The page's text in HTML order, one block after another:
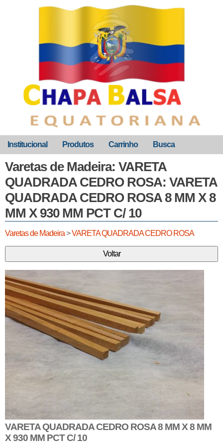
Institucional Produtos Carrinho Busca
Varetas de Madeira: VARETA
QUADRADA CEDRO ROSA: VARETA
QUADRADA CEDRO ROSA 8 MM X 8
MM X 930 MM PCT C/ 10
Varetas de Madeira>VARETA QUADRADA CEDRO ROSA
VARETA QUADRADA CEDRO ROSA 8 MM X 8 MM
X 930 MM PCT C/ 10